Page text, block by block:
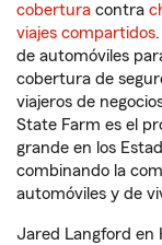
cobertura contra
viajes compartidos
de automóviles
cobertura de
viajeros de
State Farm es el
grande en los
combinando la
automóviles y de
Jared Langford en